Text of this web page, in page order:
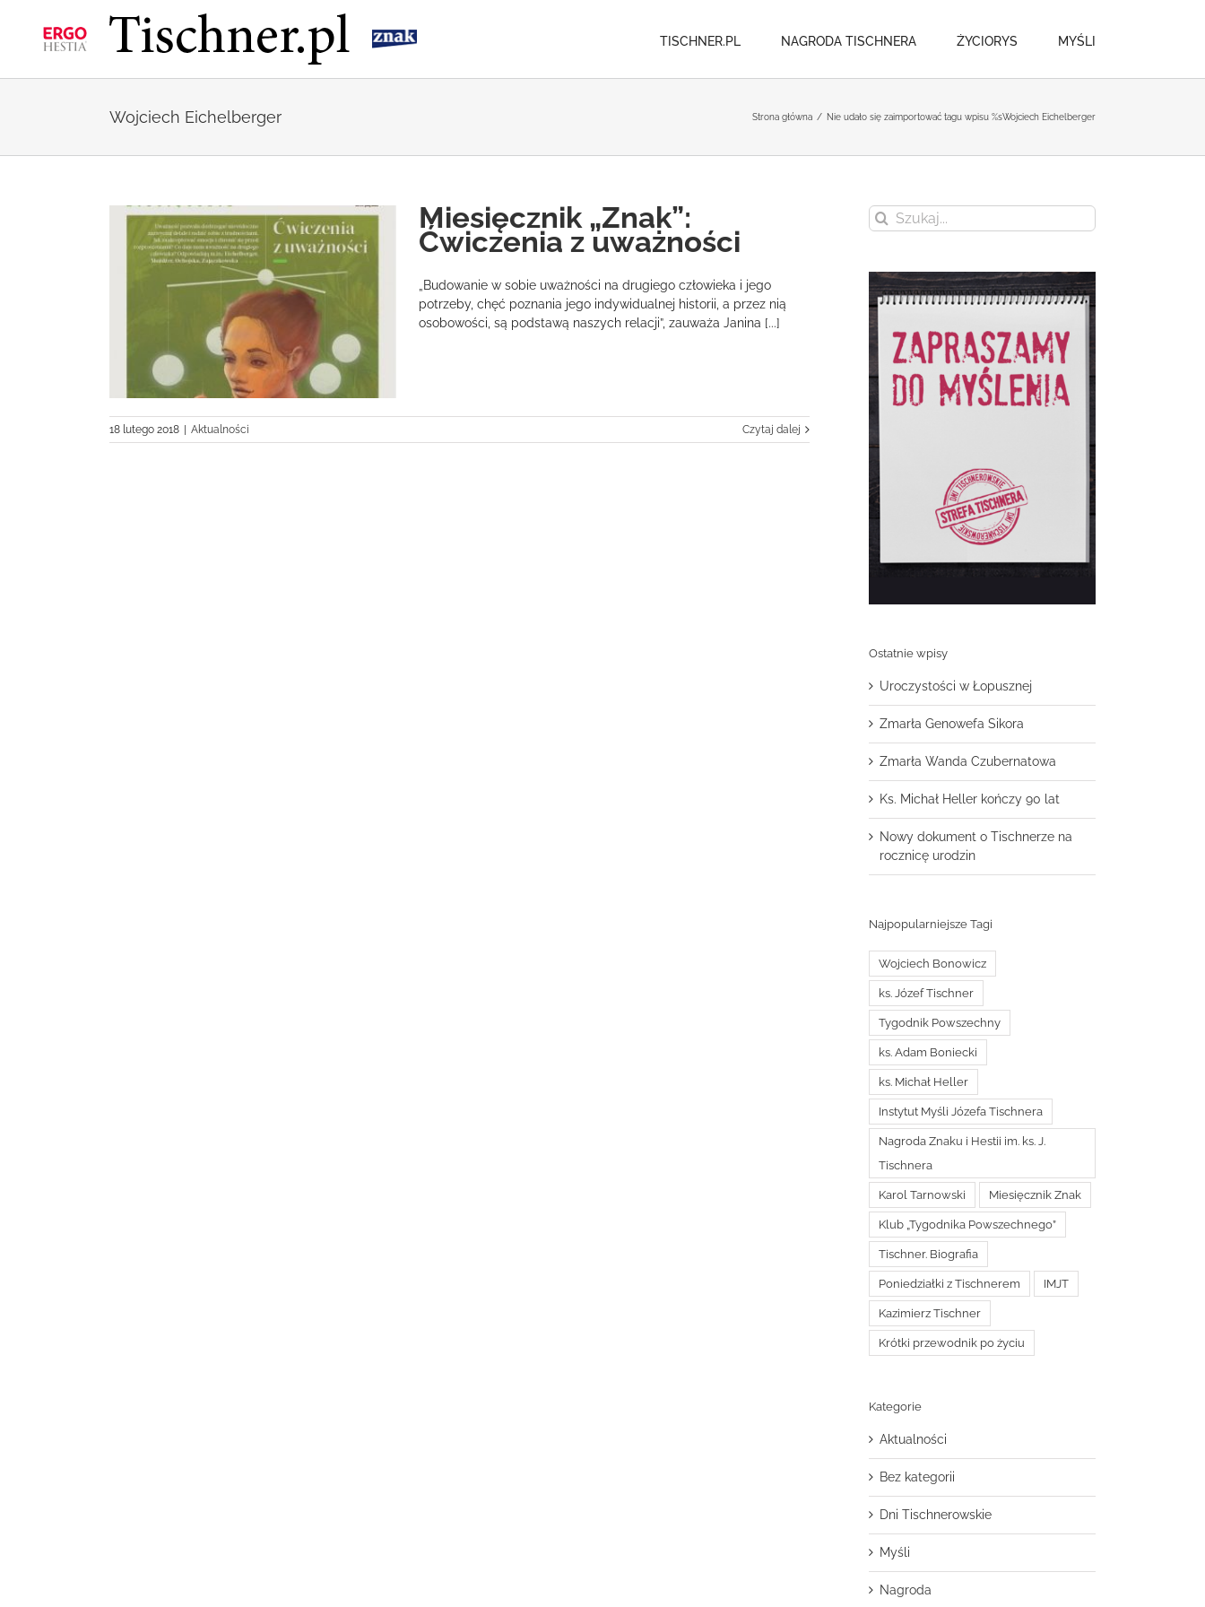
zawartości
TISCHNER.PL NAGRODA TISCHNERA ŻYCIORYS MYŚLI
Wojciech Eichelberger Strona główna / Nie udało się zaimportować tagu wpisu %sWojciech Eichelberger
Miesięcznik „Znak”:
Ćwiczenia z uważności
„Budowanie w sobie uważności na drugiego człowieka i jego
potrzeby, chęć poznania jego indywidualnej historii, a przez nią
osobowości, są podstawą naszych relacji”, zauważa Janina [...]
18 lutego 2018 Aktualności Czytaj dalej
Szukaj
Ostatnie wpisy
Uroczystości w Łopusznej
Zmarła Genowefa Sikora
Zmarła Wanda Czubernatowa
Ks. Michał Heller kończy 90 lat
Nowy dokument o Tischnerze na
rocznicę urodzin
Najpopularniejsze Tagi
Wojciech Bonowicz
ks. Józef Tischner
Tygodnik Powszechny
ks. Adam Boniecki
ks. Michał Heller
Instytut Myśli Józefa Tischnera
Nagroda Znaku i Hestii im. ks. J.
Tischnera
Karol Tarnowski Miesięcznik Znak
Klub „Tygodnika Powszechnego”
Tischner. Biografia
Poniedziałki z Tischnerem IMJT
Kazimierz Tischner
Krótki przewodnik po życiu
Kategorie
Aktualności
Bez kategorii
Dni Tischnerowskie
Myśli
Nagroda